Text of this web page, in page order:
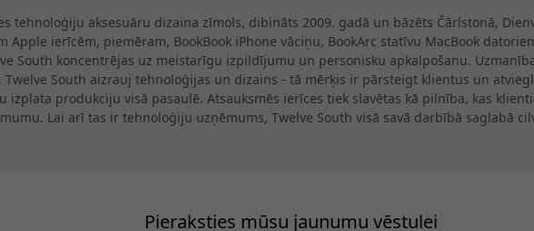
tehnoloģiju aksesuāru dizaina zīmols, dibināts 2009. gadā un bāzēts Čārlstonā,
Apple ierīcēm, piemēram, BookBook iPhone vāciņu, BookArc statīvu MacBook
South koncentrējas uz meistarīgu izpildījumu un personisku apkalpošanu.
South aizrauj tehnoloģijas un dizains - tā mērķis ir pārsteigt klientus un
izplata produkciju visā pasaulē. Atsauksmēs ierīces tiek slavētas kā pilnība, kas
Lai arī tas ir tehnoloģiju uzņēmums, Twelve South visā savā darbībā saglabā
Pieraksties mūsu jaunumu vēstulei